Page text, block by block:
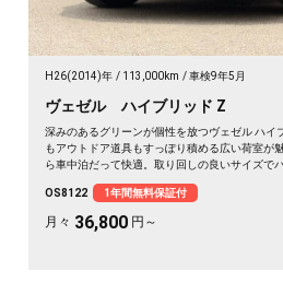
H26(2014)年 113,000km 車検9年5月
ヴェゼル ハイブリッド Z
深みのあるグリーンが個性を放つヴェゼル ハイ
もアウトドア道具もすっぽり積める広い荷室が
ら車中泊だって快適。取り回しの良いサイズで
コーダー付きで万が一の時も映像で安心。走り
証付》🚗✨💚💺😎
OS8122 1年間無料保証付
月々 36,800 円～